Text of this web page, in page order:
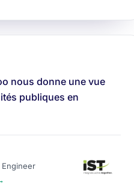
nous donne une vue
publiques en
Engineer